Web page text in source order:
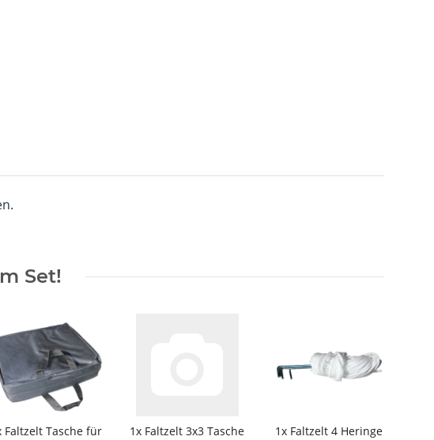
Set!
Faltzelt Tasche für
1x Faltzelt 3x3 Tasche
1x Faltzelt 4 Heringe